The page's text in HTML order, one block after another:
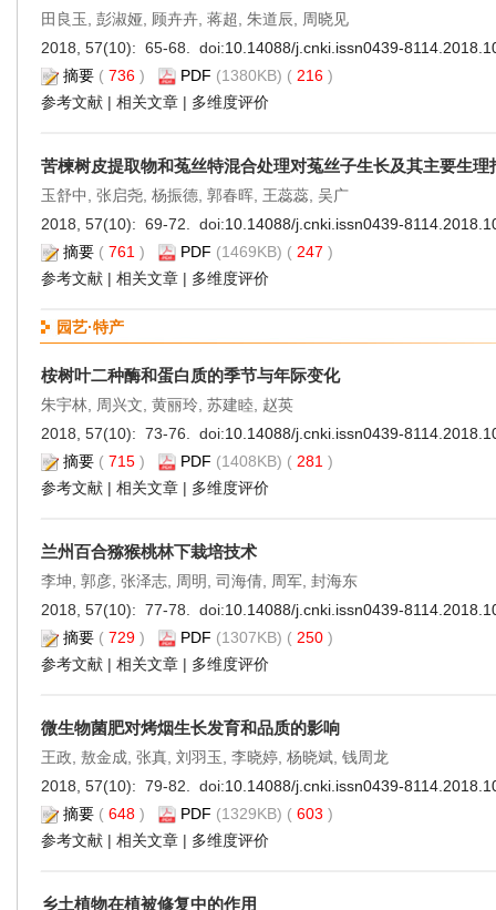
田良玉, 彭淑娅, 顾卉卉, 蒋超, 朱道辰, 周晓见
2018, 57(10): 65-68. doi:10.14088/j.cnki.issn0439-
摘要 ( 736 ) PDF (1380KB) ( 216 )
参考文献 | 相关文章 | 多维度评价
苦楝树皮提取物和菟丝特混合处理对菟丝子生长及其主要生理
玉舒中, 张启尧, 杨振德, 郭春晖, 王蕊蕊, 吴广
2018, 57(10): 69-72. doi:10.14088/j.cnki.issn0439-
摘要 ( 761 ) PDF (1469KB) ( 247 )
参考文献 | 相关文章 | 多维度评价
园艺·特产
桉树叶二种酶和蛋白质的季节与年际变化
朱宇林, 周兴文, 黄丽玲, 苏建睦, 赵英
2018, 57(10): 73-76. doi:10.14088/j.cnki.issn0439-
摘要 ( 715 ) PDF (1408KB) ( 281 )
参考文献 | 相关文章 | 多维度评价
兰州百合猕猴桃林下栽培技术
李坤, 郭彦, 张泽志, 周明, 司海倩, 周军, 封海东
2018, 57(10): 77-78. doi:10.14088/j.cnki.issn0439-
摘要 ( 729 ) PDF (1307KB) ( 250 )
参考文献 | 相关文章 | 多维度评价
微生物菌肥对烤烟生长发育和品质的影响
王政, 敖金成, 张真, 刘羽玉, 李晓婷, 杨晓斌, 钱周龙
2018, 57(10): 79-82. doi:10.14088/j.cnki.issn0439-
摘要 ( 648 ) PDF (1329KB) ( 603 )
参考文献 | 相关文章 | 多维度评价
乡土植物在植被修复中的作用